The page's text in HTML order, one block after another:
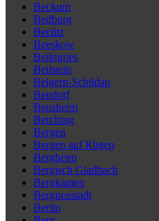
Beckum
Bedburg
Beelitz
Beeskow
Beilngries
Beilstein
Belgern-Schildau
Bendorf
Bensheim
Berching
Bergen
Bergen auf Rügen
Bergheim
Bergisch Gladbach
Bergkamen
Bergneustadt
Berlin